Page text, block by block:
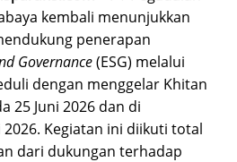
kembali menunjukkan
penerapan
Governance(ESG) melalui
dengan menggelar Khitan
25 Juni 2026 dan di
Kegiatan ini diikuti total
dari dukungan terhadap